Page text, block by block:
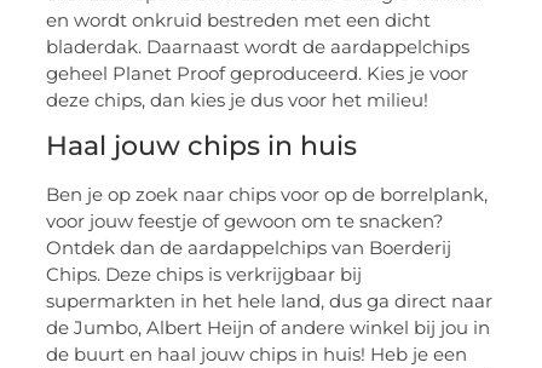
en wordt onkruid bestreden met een dicht
bladerdak. Daarnaast wordt de aardappelchips
geheel Planet Proof geproduceerd. Kies je voor
deze chips, dan kies je dus voor het milieu!
Haal jouw chips in huis
Ben je op zoek naar chips voor op de borrelplank,
voor jouw feestje of gewoon om te snacken?
Ontdek dan de aardappelchips van Boerderij
Chips. Deze chips is verkrijgbaar bij
supermarkten in het hele land, dus ga direct naar
de Jumbo, Albert Heijn of andere winkel bij jou in
de buurt en haal jouw chips in huis! Heb je een